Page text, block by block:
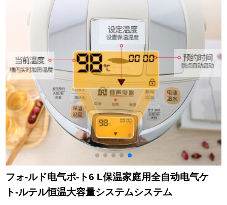
フォ-ルド电气ポ-ト6 L保温家庭用全自动电气ケ
ト-ルテル恒温大容量システムシステム